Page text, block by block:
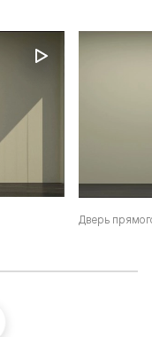
Дверь